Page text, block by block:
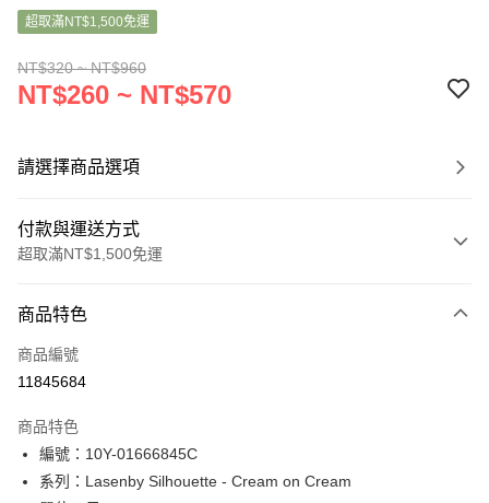
超取滿NT$1,500免運
NT$320 ~ NT$960
NT$260 ~ NT$570
請選擇商品選項
付款與運送方式
超取滿NT$1,500免運
信用卡一次付款
超商取貨付款
Apple Pay
街口支付
商品特色
商品編號
11845684
商品特色
編號：10Y-01666845C
系列：Lasenby Silhouette - Cream on Cream